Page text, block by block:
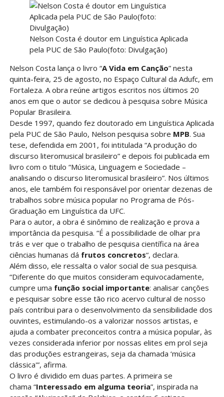
Nelson Costa é doutor em Linguística Aplicada
pela PUC de São Paulo(foto: Divulgação)
Nelson Costa lança o livro “A Vida em Canção” nesta
quinta-feira, 25 de agosto, no Espaço Cultural da Adufc, em
Fortaleza. A obra reúne artigos escritos nos últimos 20
anos em que o autor se dedicou à pesquisa sobre Música
Popular Brasileira.
Desde 1997, quando fez doutorado em Linguística Aplicada
pela PUC de São Paulo, Nelson pesquisa sobre MPB. Sua
tese, defendida em 2001, foi intitulada “A produção do
discurso literomusical brasileiro” e depois foi publicada em
livro com o titulo “Música, Linguagem e Sociedade –
analisando o discurso literomusical brasileiro”. Nos últimos
anos, ele também foi responsável por orientar dezenas de
trabalhos sobre música popular no Programa de Pós-
Graduação em Linguística da UFC.
Para o autor, a obra é sinômino de realização e prova a
importância da pesquisa. “É a possibilidade de olhar pra
trás e ver que o trabalho de pesquisa científica na área
ciências humanas dá frutos concretos“, declara.
Além disso, ele ressalta o valor social de sua pesquisa.
“Diferente do que muitos consideram equivocadamente,
cumpre uma função social importante: analisar canções
e pesquisar sobre esse tão rico acervo cultural de nosso
país contribui para o desenvolvimento da sensibilidade dos
ouvintes, estimulando-os a valorizar nossos artistas, e
ajuda a combater preconceitos contra a música popular, às
vezes considerada inferior por nossas elites em prol seja
das produções estrangeiras, seja da chamada ‘música
clássica'”, afirma.
O livro é dividido em duas partes. A primeira se
chama “Interessado em alguma teoria”, inspirada na